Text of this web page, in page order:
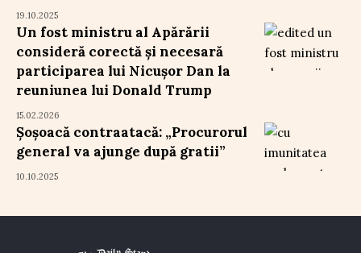
19.10.2025
Un fost ministru al Apărării
consideră corectă și necesară
participarea lui Nicușor Dan la
reuniunea lui Donald Trump
15.02.2026
Șoșoacă contraatacă: „Procurorul
general va ajunge după gratii”
10.10.2025